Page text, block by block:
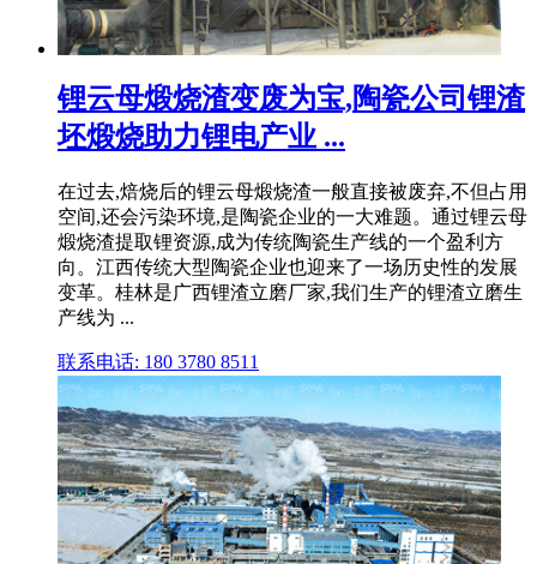
锂云母煅烧渣变废为宝,陶瓷公司锂渣
坯煅烧助力锂电产业 ...
在过去,焙烧后的锂云母煅烧渣一般直接被废弃,不但占用
空间,还会污染环境,是陶瓷企业的一大难题。通过锂云母
煅烧渣提取锂资源,成为传统陶瓷生产线的一个盈利方
向。江西传统大型陶瓷企业也迎来了一场历史性的发展
变革。桂林是广西锂渣立磨厂家,我们生产的锂渣立磨生
产线为 ...
联系电话: 180 3780 8511